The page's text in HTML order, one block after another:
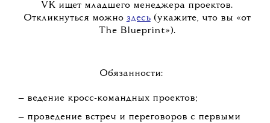
VK ищет младшего менеджера проектов.
Откликнуться можно здесь(укажите, что вы «от
The Blueprint»).
Обязанности:
— ведение кросс-командных проектов;
— проведение встреч и переговоров с первыми